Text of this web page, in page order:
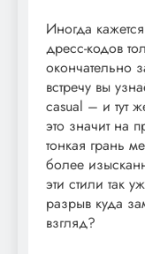
Иногда
дресс-кодов
окончательно
встречу вы
casual – и тут
это значит на
тонкая грань
более
эти стили так
разрыв куда
взгляд?